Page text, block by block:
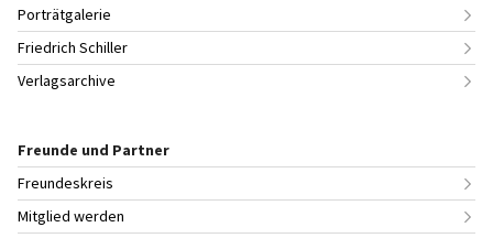
Porträtgalerie
Friedrich Schiller
Verlagsarchive
Freunde und Partner
Freundeskreis
Mitglied werden